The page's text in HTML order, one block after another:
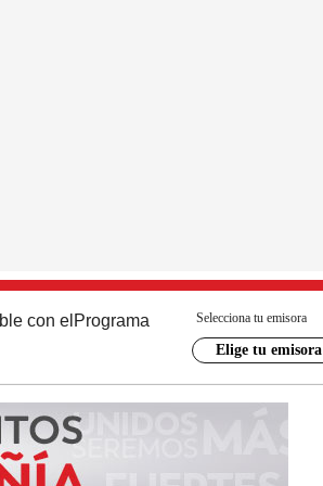
con el Programa Selecciona tu emisora
Elige tu emisora